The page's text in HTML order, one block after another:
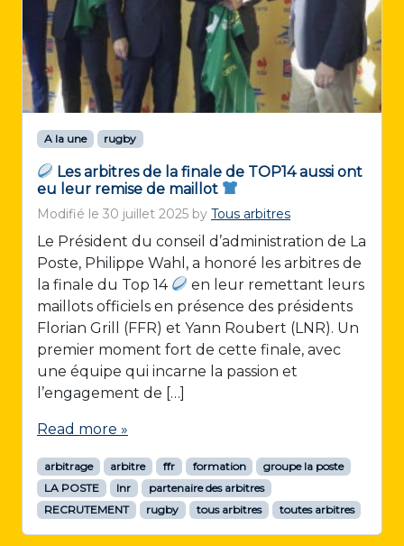
A la une rugby
Les arbitres de la finale de TOP14 aussi ont
eu leur remise de maillot
Modifié le 30 juillet 2025 by Tous arbitres
Le Président du conseil d’administration de La
Poste, Philippe Wahl, a honoré les arbitres de
la finale du Top 14
en leur remettant leurs
maillots officiels en présence des présidents
Florian Grill (FFR) et Yann Roubert (LNR). Un
premier moment fort de cette finale, avec
une équipe qui incarne la passion et
l’engagement de […]
Read more »
arbitrage arbitre ffr formation
groupe la poste
LA POSTE
lnr
partenaire des arbitres
RECRUTEMENT
rugby tous arbitres toutes arbitres